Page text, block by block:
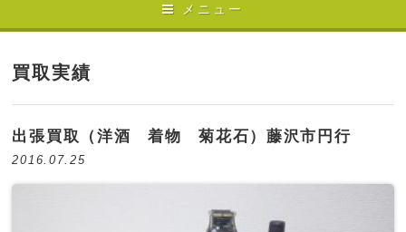
メニュー
買取実績
出張買取（洋酒 着物 菊花石）藤沢市円行
2016.07.25